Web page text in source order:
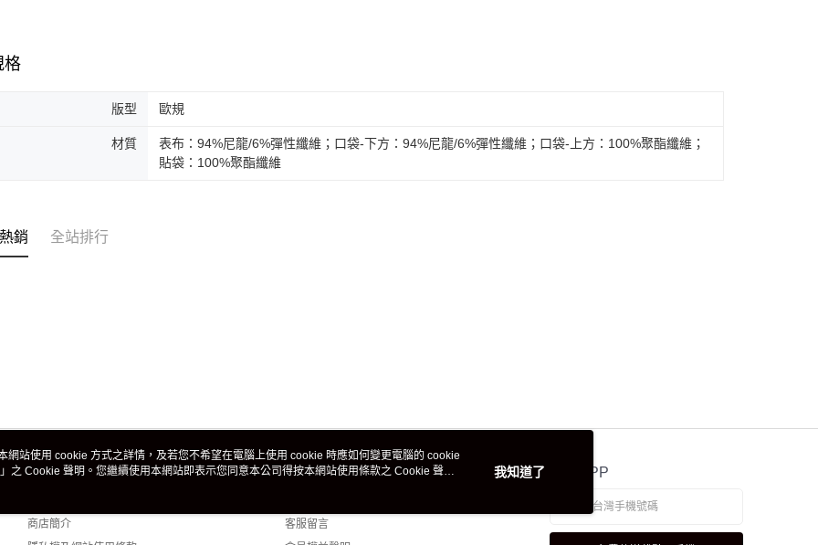
格
版型 歐規
材質
表布：94%尼龍/6%彈性纖維；口袋-下方：94%尼龍/6%彈性纖維；口袋-上方：100%聚酯纖維；
貼袋：100%聚酯纖維
銷 全站排行
關於我們
商店簡介
客服資訊
客服留言
官方APP
網站使用 cookie 方式之詳情，及若您不希望在電腦上使用 cookie 時應如何變更電腦的 cookie
」之 Cookie 聲明。您繼續使用本網站即表示您同意本公司得按本網站使用條款之 Cookie 聲明
我知道了